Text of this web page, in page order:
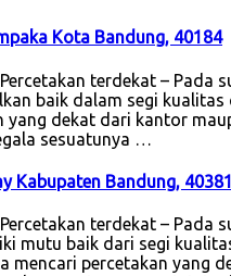
Kota Bandung, 40184
terdekat – Pada
baik dalam segi
dekat dari kantor
sesuatunya …
Kabupaten Bandung, 40381
terdekat – Pada
mutu baik dari segi
mencari percetakan yang